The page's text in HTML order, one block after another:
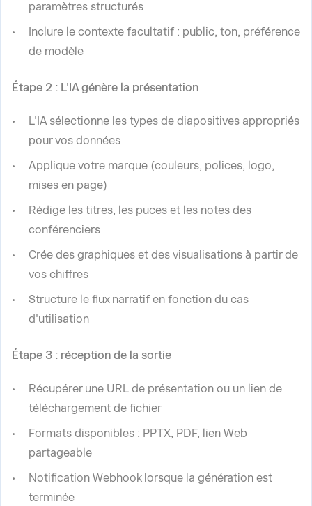
paramètres structurés
Inclure le contexte facultatif : public, ton, préférence
de modèle
Étape 2 : L'IA génère la présentation
L'IA sélectionne les types de diapositives appropriés
pour vos données
Applique votre marque (couleurs, polices, logo,
mises en page)
Rédige les titres, les puces et les notes des
conférenciers
Crée des graphiques et des visualisations à partir de
vos chiffres
Structure le flux narratif en fonction du cas
d'utilisation
Étape 3 : réception de la sortie
Récupérer une URL de présentation ou un lien de
téléchargement de fichier
Formats disponibles : PPTX, PDF, lien Web
partageable
Notification Webhook lorsque la génération est
terminée